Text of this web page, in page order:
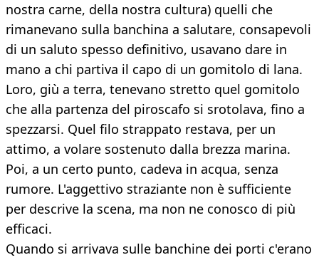
nostra carne, della nostra cultura) quelli che
rimanevano sulla banchina a salutare, consapevoli
di un saluto spesso definitivo, usavano dare in
mano a chi partiva il capo di un gomitolo di lana.
Loro, giù a terra, tenevano stretto quel gomitolo
che alla partenza del piroscafo si srotolava, fino a
spezzarsi. Quel filo strappato restava, per un
attimo, a volare sostenuto dalla brezza marina.
Poi, a un certo punto, cadeva in acqua, senza
rumore. L'aggettivo straziante non è sufficiente
per descrive la scena, ma non ne conosco di più
efficaci.
Quando si arrivava sulle banchine dei porti c'erano